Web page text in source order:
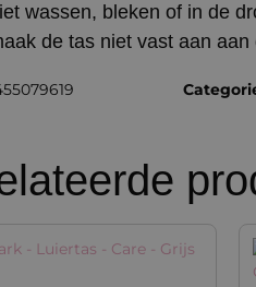
wassen, bleken of in de
de tas niet vast aan